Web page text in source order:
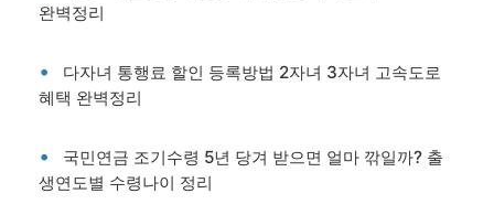
완벽정리
다자녀 통행료 할인 등록방법 2자녀 3자녀 고속도로
혜택 완벽정리
국민연금 조기수령 5년 당겨 받으면 얼마 깎일까? 출
생연도별 수령나이 정리